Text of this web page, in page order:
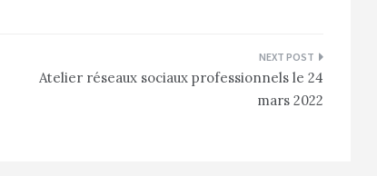
Atelier réseaux sociaux professionnels le 24
mars 2022